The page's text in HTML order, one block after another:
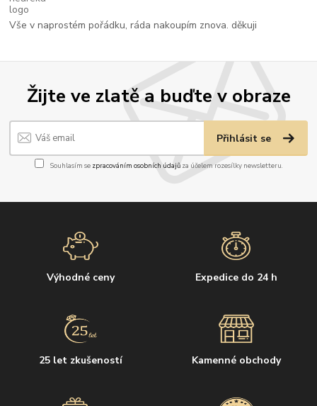
Žijte ve zlatě a buďte v obraze
Přihlásit se
Souhlasím se zpracováním osobních údajůza účelem rozesílky newsletteru.
Výhodné ceny Expedice do 24 h
25 let zkušeností Kamenné obchody
Vše v naprostém pořádku, ráda nakoupím znova. děkuji